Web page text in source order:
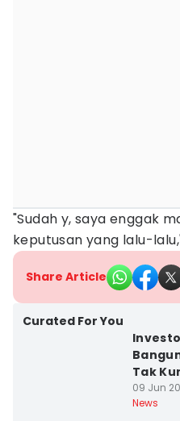
"Sudah y, saya enggak
keputusan yang lalu-
Share Article
Curated For You
Tak
09 Jun
News